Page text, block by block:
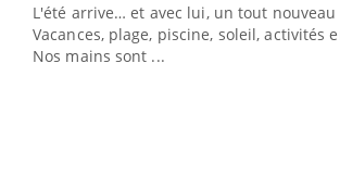
L'été arrive… et avec lui, un tout nouveau
Vacances, plage, piscine, soleil, activités
Nos mains sont ...